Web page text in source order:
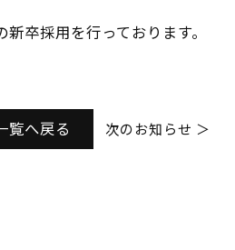
卒採用を行っております。
覧へ戻る 次のお知らせ ＞